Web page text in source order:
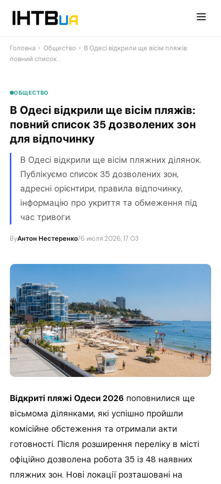
Головна › Общество › В Одесі відкрили ще вісім пляжів:
повний список…
ОБЩЕСТВО
В Одесі відкрили ще вісім пляжів:
повний список 35 дозволених зон
для відпочинку
В Одесі відкрили ще вісім пляжних ділянок.
Публікуємо список 35 дозволених зон,
адресні орієнтири, правила відпочинку,
інформацію про укриття та обмеження під
час тривоги.
ByАнтон Нестеренко/6 июля 2026, 17:03
Відкриті пляжі Одеси 2026 поповнилися ще
вісьмома ділянками, які успішно пройшли
комісійне обстеження та отримали акти
готовності. Після розширення переліку в місті
офіційно дозволена робота 35 із 48 наявних
пляжних зон. Нові локації розташовані на